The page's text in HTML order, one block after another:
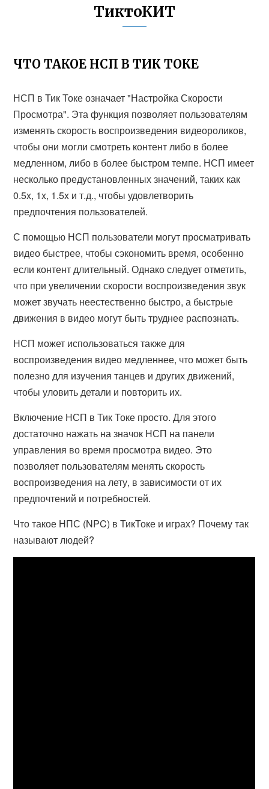
ТиктоКИТ
ЧТО ТАКОЕ НСП В ТИК ТОКЕ
НСП в Тик Токе означает "Настройка Скорости
Просмотра". Эта функция позволяет пользователям
изменять скорость воспроизведения видеороликов,
чтобы они могли смотреть контент либо в более
медленном, либо в более быстром темпе. НСП имеет
несколько предустановленных значений, таких как
0.5x, 1x, 1.5x и т.д., чтобы удовлетворить
предпочтения пользователей.
С помощью НСП пользователи могут просматривать
видео быстрее, чтобы сэкономить время, особенно
если контент длительный. Однако следует отметить,
что при увеличении скорости воспроизведения звук
может звучать неестественно быстро, а быстрые
движения в видео могут быть труднее распознать.
НСП может использоваться также для
воспроизведения видео медленнее, что может быть
полезно для изучения танцев и других движений,
чтобы уловить детали и повторить их.
Включение НСП в Тик Токе просто. Для этого
достаточно нажать на значок НСП на панели
управления во время просмотра видео. Это
позволяет пользователям менять скорость
воспроизведения на лету, в зависимости от их
предпочтений и потребностей.
Что такое НПС (NPC) в ТикТоке и играх? Почему так
называют людей?